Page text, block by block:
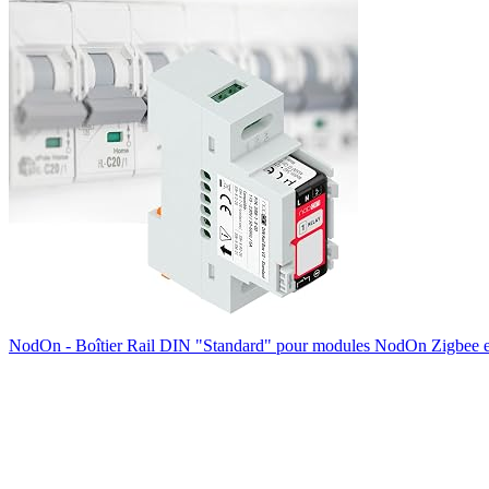
NodOn - Boîtier Rail DIN "Standard" pour modules NodOn Zigbee